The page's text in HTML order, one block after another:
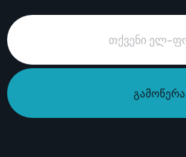
გამოწერა